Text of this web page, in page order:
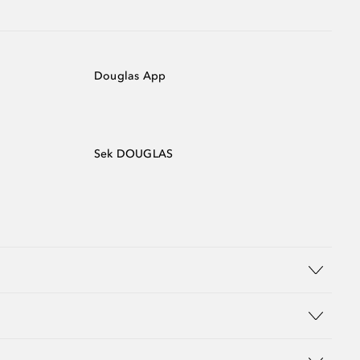
Douglas App
Sek DOUGLAS